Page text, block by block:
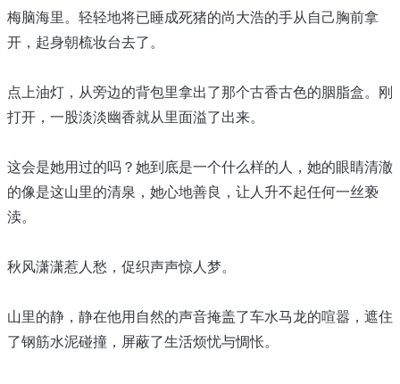
梅脑海里。轻轻地将已睡成死猪的尚大浩的手从自己胸前拿
开，起身朝梳妆台去了。
点上油灯，从旁边的背包里拿出了那个古香古色的胭脂盒。刚
打开，一股淡淡幽香就从里面溢了出来。
这会是她用过的吗？她到底是一个什么样的人，她的眼睛清澈
的像是这山里的清泉，她心地善良，让人升不起任何一丝亵
渎。
秋风潇潇惹人愁，促织声声惊人梦。
山里的静，静在他用自然的声音掩盖了车水马龙的喧嚣，遮住
了钢筋水泥碰撞，屏蔽了生活烦忧与惆怅。